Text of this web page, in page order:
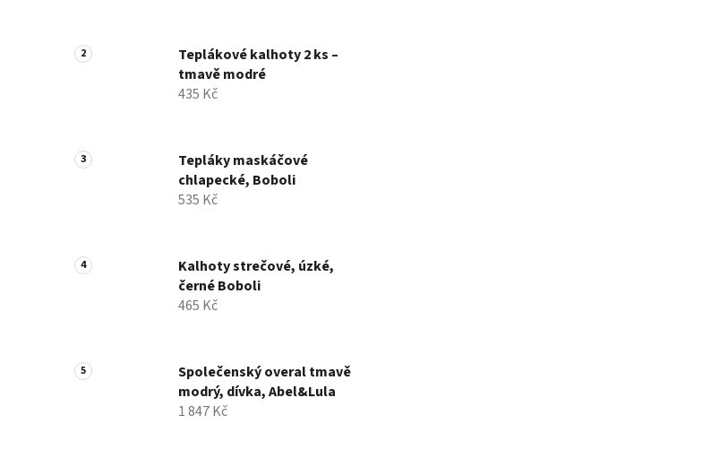
Teplákové kalhoty 2 ks –
tmavě modré
435 Kč
Tepláky maskáčové
chlapecké, Boboli
535 Kč
Kalhoty strečové, úzké,
černé Boboli
465 Kč
Společenský overal tmavě
modrý, dívka, Abel&Lula
1 847 Kč